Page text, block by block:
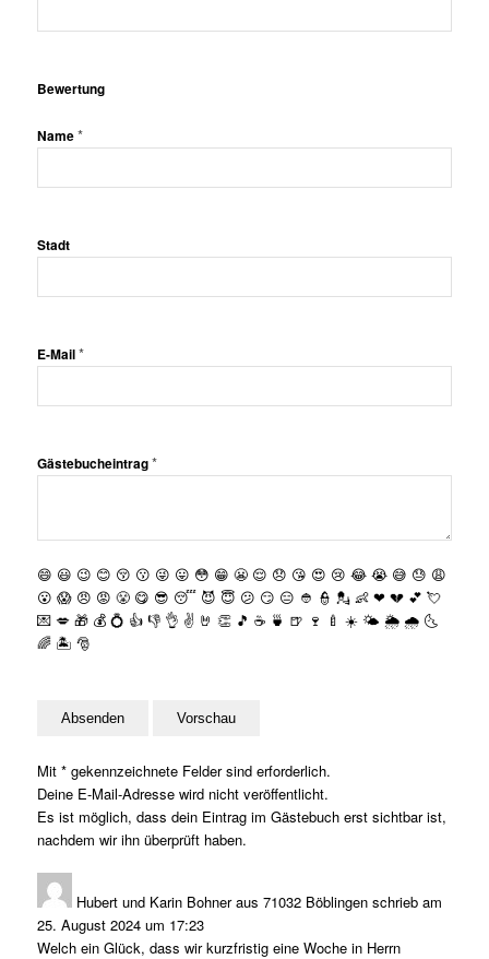
Bewertung
Name*
Stadt
E-Mail*
Gästebucheintrag*
😄 😃 😉 😊 😚 😗 😜 😛 😳 😁 😬 😌 😞 😘 😍 😢 😂 😭 😅 😓 😩
😮 😱 😠 😡 😤 😋 😎 😴 😈 😇 😕 😏 😑 👲 👮 💂 👶 ❤ 💔 💕 💘
💌 💋 🎁 💰 💍 👍 👎 👌 ✌️ 🤘 👏 🎵 ☕️ 🍵 🍺 🍷 🍼 ☀️ 🌤 🌦 🌧 🌜
🌈 🏝 🎅
Mit * gekennzeichnete Felder sind erforderlich.
Deine E-Mail-Adresse wird nicht veröffentlicht.
Es ist möglich, dass dein Eintrag im Gästebuch erst sichtbar ist,
nachdem wir ihn überprüft haben.
Hubert und Karin Bohneraus 71032 Böblingen schrieb am
25. August 2024 um 17:23
Welch ein Glück, dass wir kurzfristig eine Woche in Herrn